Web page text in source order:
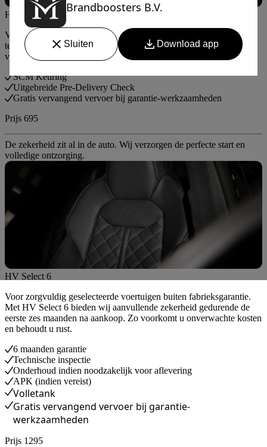
HV Select Start
Voor voertuigen die nog onder fabrieksgarantie vallen. De
technische zekerheid is al geregeld door de fabrikant. Wij zorgen
voor de perfecte voorbereiding, aflevering en ontzorging.
SCM Keuring
Uitgebreide Pre-Delivery Check
Gratis vervangend vervoer bij garantie-werkzaamheden
Prijs 695
De zekerheid zit al in de auto. Wij verzorgen de perfecte start en
volledige ontzorging.
HV Select 6
Voor zorgvuldig geselecteerde voertuigen buiten fabrieksgarantie.
Met HV Select 6 bieden wij aanvullende zekerheid gedurende de
eerste zes maanden na aankoop. Zo voorkomt u onverwachte kosten
en behoudt u rust.
6 maanden garantie
Technische inspectie
Onderhoud indien noodzakelijk voor aflevering
APK (indien vereist)
Volletank
Gratis vervangend vervoer bij garantie-
werkzaamheden
Prijs 1295